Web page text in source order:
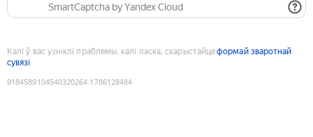
SmartCaptcha by Yandex Cloud
Калі ў вас узніклі праблемы, калі ласка, скарыстайцеформай зваротнай
сувязі
9184589104540320264:1786128484